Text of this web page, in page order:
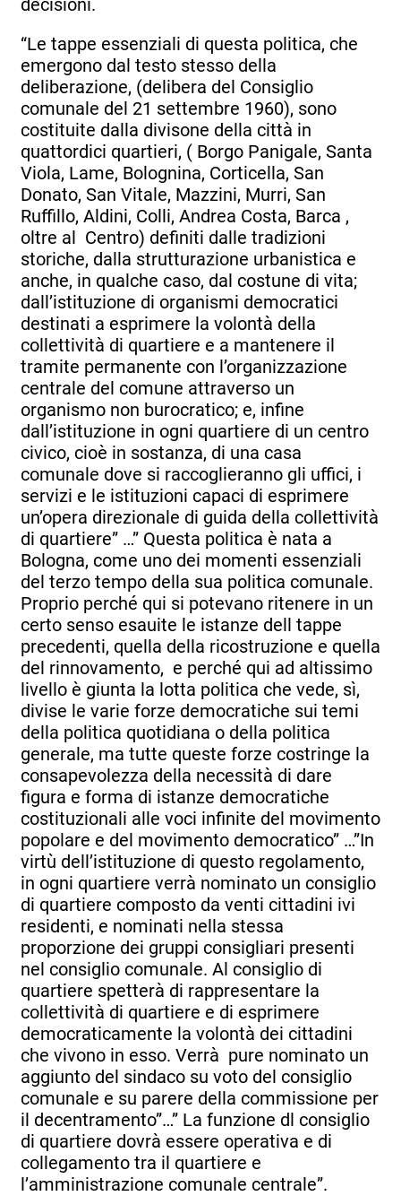
“Le tappe essenziali di questa politica, che
emergono dal testo stesso della
deliberazione, (delibera del Consiglio
comunale del 21 settembre 1960), sono
costituite dalla divisone della città in
quattordici quartieri, ( Borgo Panigale, Santa
Viola, Lame, Bolognina, Corticella, San
Donato, San Vitale, Mazzini, Murri, San
Ruffillo, Aldini, Colli, Andrea Costa, Barca ,
oltre al Centro) definiti dalle tradizioni
storiche, dalla strutturazione urbanistica e
anche, in qualche caso, dal costune di vita;
dall’istituzione di organismi democratici
destinati a esprimere la volontà della
collettività di quartiere e a mantenere il
tramite permanente con l’organizzazione
centrale del comune attraverso un
organismo non burocratico; e, infine
dall’istituzione in ogni quartiere di un centro
civico, cioè in sostanza, di una casa
comunale dove si raccoglieranno gli uffici, i
servizi e le istituzioni capaci di esprimere
un’opera direzionale di guida della collettività
di quartiere” …” Questa politica è nata a
Bologna, come uno dei momenti essenziali
del terzo tempo della sua politica comunale.
Proprio perché qui si potevano ritenere in un
certo senso esauite le istanze dell tappe
precedenti, quella della ricostruzione e quella
del rinnovamento, e perché qui ad altissimo
livello è giunta la lotta politica che vede, sì,
divise le varie forze democratiche sui temi
della politica quotidiana o della politica
generale, ma tutte queste forze costringe la
consapevolezza della necessità di dare
figura e forma di istanze democratiche
costituzionali alle voci infinite del movimento
popolare e del movimento democratico” …”In
virtù dell’istituzione di questo regolamento,
in ogni quartiere verrà nominato un consiglio
di quartiere composto da venti cittadini ivi
residenti, e nominati nella stessa
proporzione dei gruppi consigliari presenti
nel consiglio comunale. Al consiglio di
quartiere spetterà di rappresentare la
collettività di quartiere e di esprimere
democraticamente la volontà dei cittadini
che vivono in esso. Verrà pure nominato un
aggiunto del sindaco su voto del consiglio
comunale e su parere della commissione per
il decentramento”…” La funzione dl consiglio
di quartiere dovrà essere operativa e di
collegamento tra il quartiere e
l’amministrazione comunale centrale”.